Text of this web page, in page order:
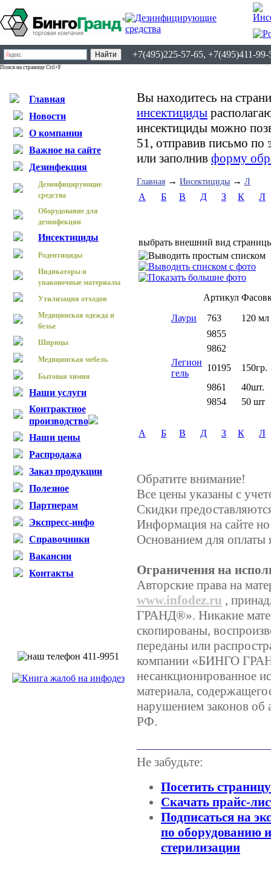
+7(495)225-57-65, +7(495)411-99-
Поиск на странице Ctrl+F
Главная
Новости
О компании
Важное на сайте
Дезинфекция
Дезинфицирующие
средства
Оборудование для
дезинфекции
Инсектициды
Родентициды
Индикаторы и
упаковочные материалы
Утилизация отходов
Медицинская одежда и
белье
Шприцы
Медицинская мебель
Бытовая химия
Наши услуги
Контрактное
производство
Наши цены
Распродажа
Заказ продукции
Полезное
Партнерам
Экспресс-инфо
Справочники
Вакансии
Контакты
Вы находитесь на
инсектициды
инсектициды можно
51, отправив письмо по
или заполнив форму
Главная → Инсектициды → Л
А Б В Д З К Л
выбрать внешний вид
Артикул
Лаури
763 120 мл
Легион
гель
9855
9862
10195
150гр.
9861
40шт.
9854
50 шт
А Б В Д З К Л
Обратите внимание!
Все цены указаны с
Скидки
Информация на сайте
Основанием для оплаты
Ограничения на
Авторские права на
www.infodez.ru ,
ГРАНД®». Никакие
скопированы,
переданы или
компании «БИНГО
несанкционированное
материала,
нарушением законов об
РФ.
Не забудьте:
Посетить
Скачать прайс-
Подписаться на
по оборудованию
стерилизации